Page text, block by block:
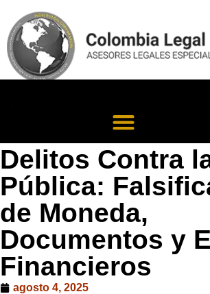
Delitos Contra
Pública:
de Moneda,
Documentos y
Financieros
agosto 4, 2025